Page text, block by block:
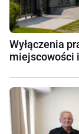
Wyłączenia
miejscowości